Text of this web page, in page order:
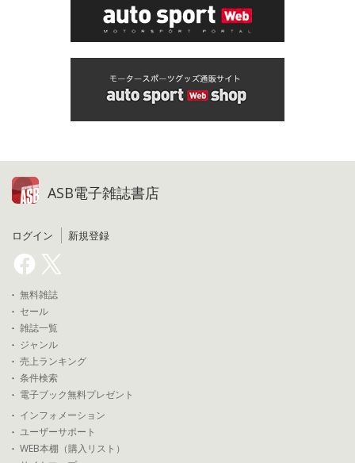
ASB電子雑誌書店
ログイン 新規登録
無料雑誌
セール
雑誌一覧
ジャンル
売上ランキング
条件検索
電子ブック無料プレゼント
インフォメーション
ユーザーサポート
WEB本棚（購入リスト）